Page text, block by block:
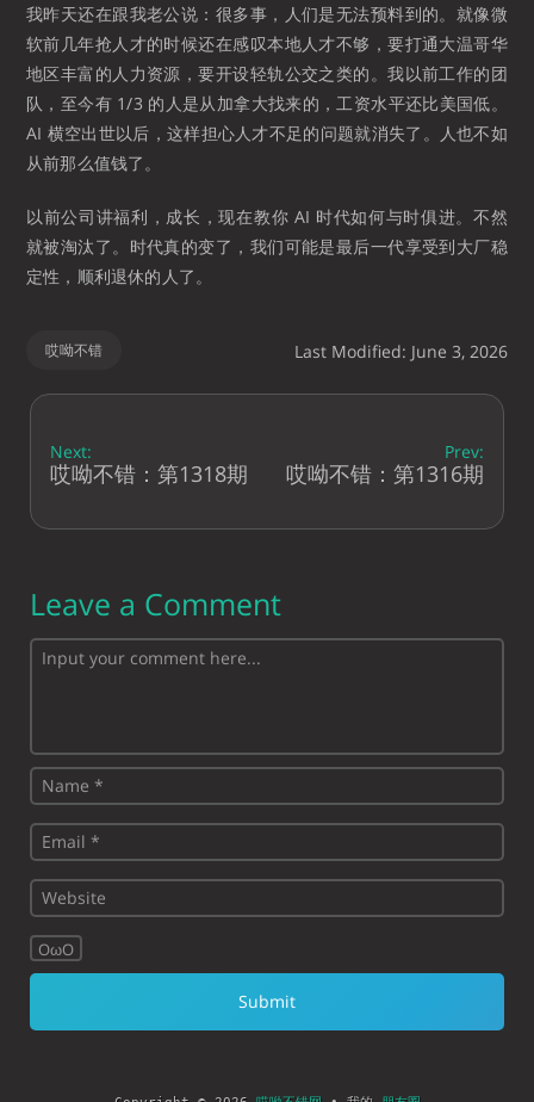
我昨天还在跟我老公说：很多事，人们是无法预料到的。就像微
软前几年抢人才的时候还在感叹本地人才不够，要打通大温哥华
地区丰富的人力资源，要开设轻轨公交之类的。我以前工作的团
队，至今有 1/3 的人是从加拿大找来的，工资水平还比美国低。
AI 横空出世以后，这样担心人才不足的问题就消失了。人也不如
从前那么值钱了。
以前公司讲福利，成长，现在教你 AI 时代如何与时俱进。不然
就被淘汰了。时代真的变了，我们可能是最后一代享受到大厂稳
定性，顺利退休的人了。
哎呦不错 Last Modified: June 3, 2026
Next:
哎呦不错：第1318期
Prev:
哎呦不错：第1316期
Leave a Comment
OωO